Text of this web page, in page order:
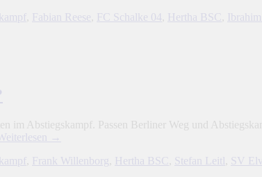
Fabian Reese FC Schalke 04 Hertha BSC
im Abstiegskampf. Passen Berliner Weg und
→
Frank Willenborg Hertha BSC Stefan Leitl SV